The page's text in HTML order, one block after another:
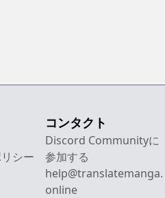
e Kayou
シー
コンタクト
Discord Communityに
参加する
help@translatemanga.
online